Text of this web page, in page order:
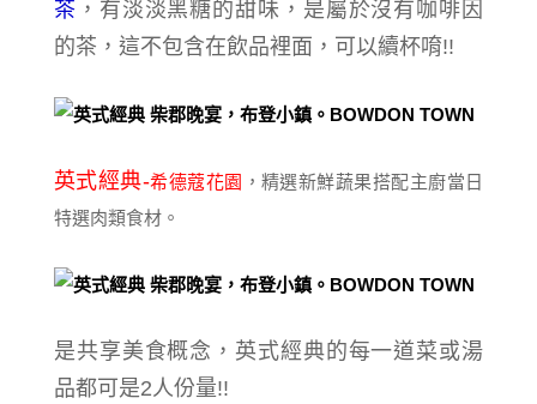
茶 ，有淡淡黑糖的甜味，是屬於沒有咖啡因
的茶， 這不包含在飲品裡面， 可以續杯唷!!
英式經典-希德蔻花園 ，精選新鮮蔬果搭配主廚當日
特選肉類食材。
是共享美食概念，英式經典的每一道菜或湯
品都可是2人份量!!